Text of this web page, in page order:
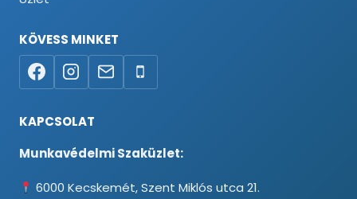
KÖVESS MINKET
KAPCSOLAT
Munkavédelmi Szaküzlet:
6000 Kecskemét, Szent Miklós utca 21.